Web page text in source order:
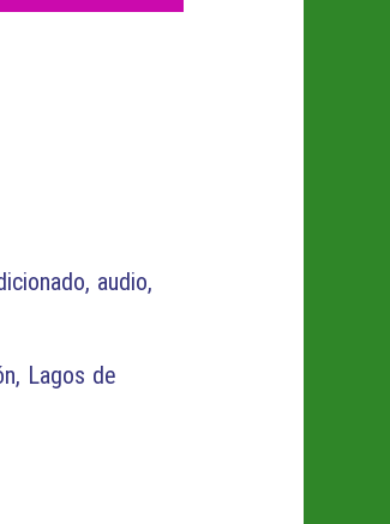
audio,
Lagos de